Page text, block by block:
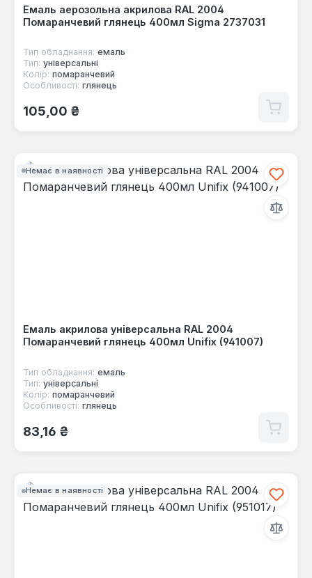
Емаль аерозольна акрилова RAL 2004
Помаранчевий глянець 400мл Sigma 2737031
Тип обладнання: емаль
Тип: універсальні
Колір: помаранчевий
Особливості: глянець
Звичайна ціна:
105,00 ₴
Немає в наявності
Емаль акрилова універсальна RAL 2004
Помаранчевий глянець 400мл Unifix (941007)
Тип обладнання: емаль
Тип: універсальні
Колір: помаранчевий
Особливості: глянець
Звичайна ціна:
83,16 ₴
Немає в наявності